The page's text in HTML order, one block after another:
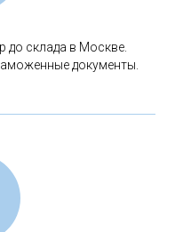
до склада в Москве.
документы.